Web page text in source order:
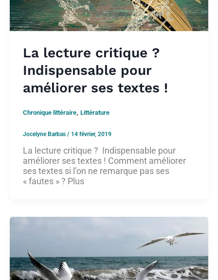
La lecture critique ?
Indispensable pour
améliorer ses textes !
Chronique littéraire, Littérature
Jocelyne Barbas / 14 février, 2019
La lecture critique ? Indispensable pour
améliorer ses textes ! Comment améliorer
ses textes si l’on ne remarque pas ses
« fautes » ? Plus